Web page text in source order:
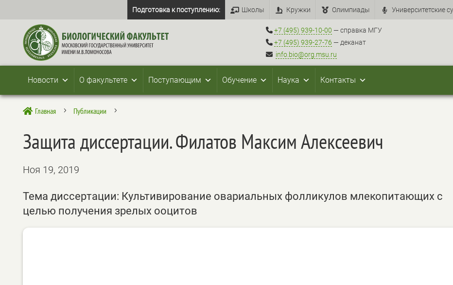
Подготовка к поступлению: Школы Кружки Олимпиады Университетские
+7 (495) 939-10-00 — справка МГУ
+7 (495) 939-27-76 — деканат
info.bio@org.msu.ru
Новости О факультете Поступающим Обучение Наука Контакты
 Главная 5 Публикации 5
Защита диссертации. Филатов Максим Алексеевич
Ноя 19, 2019
Тема диссертации: Культивирование овариальных фолликулов млекопитающих с
целью получения зрелых ооцитов